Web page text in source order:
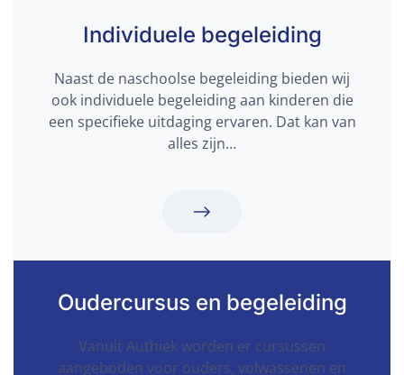
Individuele begeleiding
Naast de naschoolse begeleiding bieden wij
ook individuele begeleiding aan kinderen die
een specifieke uitdaging ervaren. Dat kan van
alles zijn…
Oudercursus en begeleiding
Vanuit Authiek worden er cursussen
aangeboden voor ouders, volwassenen en